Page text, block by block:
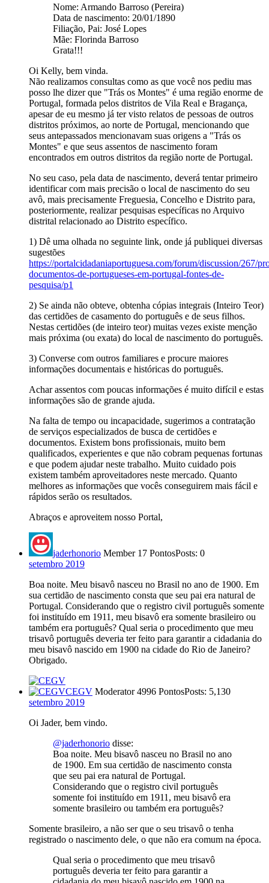
Nome: Armando Barroso (Pereira)
Data de nascimento: 20/01/1890
Filiação, Pai: José Lopes
Mãe: Florinda Barroso
Grata!!!
Oi Kelly, bem vinda.
Não realizamos consultas como as que você nos pediu mas
posso lhe dizer que "Trás os Montes" é uma região enorme de
Portugal, formada pelos distritos de Vila Real e Bragança,
apesar de eu mesmo já ter visto relatos de pessoas de outros
distritos próximos, ao norte de Portugal, mencionando que
seus antepassados mencionavam suas origens a "Trás os
Montes" e que seus assentos de nascimento foram
encontrados em outros distritos da região norte de Portugal.
No seu caso, pela data de nascimento, deverá tentar primeiro
identificar com mais precisão o local de nascimento do seu
avô, mais precisamente Freguesia, Concelho e Distrito para,
posteriormente, realizar pesquisas específicas no Arquivo
distrital relacionado ao Distrito específico.
1) Dê uma olhada no seguinte link, onde já publiquei diversas
sugestões
https://portalcidadaniaportuguesa.com/forum/discussion/267/
documentos-de-portugueses-em-portugal-fontes-de-
pesquisa/p1
2) Se ainda não obteve, obtenha cópias integrais (Inteiro Teor)
das certidões de casamento do português e de seus filhos.
Nestas certidões (de inteiro teor) muitas vezes existe menção
mais próxima (ou exata) do local de nascimento do português.
3) Converse com outros familiares e procure maiores
informações documentais e históricas do português.
Achar assentos com poucas informações é muito difícil e estas
informações são de grande ajuda.
Na falta de tempo ou incapacidade, sugerimos a contratação
de serviços especializados de busca de certidões e
documentos. Existem bons profissionais, muito bem
qualificados, experientes e que não cobram pequenas fortunas
e que podem ajudar neste trabalho. Muito cuidado pois
existem também aproveitadores neste mercado. Quanto
melhores as informações que vocês conseguirem mais fácil e
rápidos serão os resultados.
Abraços e aproveitem nosso Portal,
jaderhonorio Member 17 PontosPosts: 0
setembro 2019
Boa noite. Meu bisavô nasceu no Brasil no ano de 1900. Em
sua certidão de nascimento consta que seu pai era natural de
Portugal. Considerando que o registro civil português somente
foi instituído em 1911, meu bisavô era somente brasileiro ou
também era português? Qual seria o procedimento que meu
trisavô português deveria ter feito para garantir a cidadania do
meu bisavô nascido em 1900 na cidade do Rio de Janeiro?
Obrigado.
CEGV Moderator 4996 PontosPosts: 5,130
setembro 2019
Oi Jader, bem vindo.
@jaderhonorio disse:
Boa noite. Meu bisavô nasceu no Brasil no ano
de 1900. Em sua certidão de nascimento consta
que seu pai era natural de Portugal.
Considerando que o registro civil português
somente foi instituído em 1911, meu bisavô era
somente brasileiro ou também era português?
Somente brasileiro, a não ser que o seu trisavô o tenha
registrado o nascimento dele, o que não era comum na época.
Qual seria o procedimento que meu trisavô
português deveria ter feito para garantir a